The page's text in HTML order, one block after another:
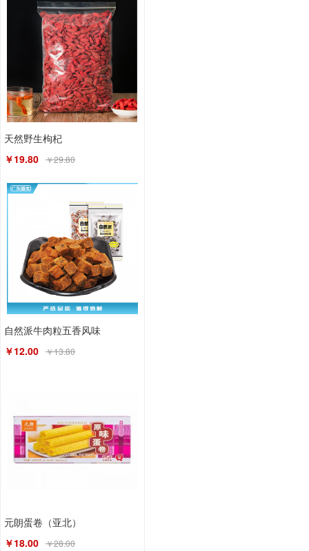
天然野生枸杞
￥19.80 ￥29.80
自然派牛肉粒五香风味
￥12.00 ￥13.80
元朗蛋卷（亚北）
￥18.00 ￥28.00